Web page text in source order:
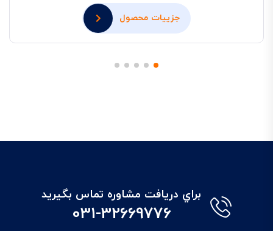
جزییات محصول
براي دريافت مشاوره تماس بگيريد
031-32669776